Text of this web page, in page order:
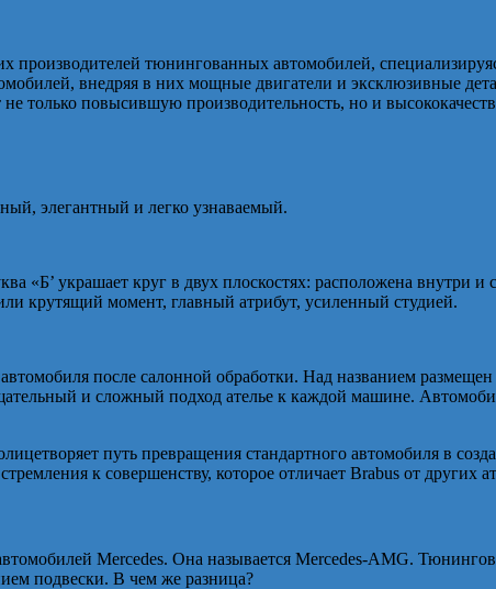
тюнингованных автомобилей,
внедряя в них мощные двигатели и эксклюзивные
только повысившую производительность, но и
элегантный и легко узнаваемый.
«Б’ украшает круг в двух плоскостях: расположена внутри
крутящий момент, главный атрибут, усиленный студией.
после салонной обработки. Над названием
и сложный подход ателье к каждой машине.
путь превращения стандартного автомобиля в
к совершенству, которое отличает Brabus от других
Mercedes. Она называется Mercedes-AMG.
подвески. В чем же разница?